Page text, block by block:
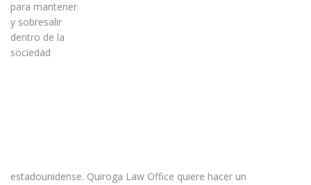
para mantener
y sobresalir
dentro de la
sociedad
estadounidense. Quiroga Law Office quiere hacer un